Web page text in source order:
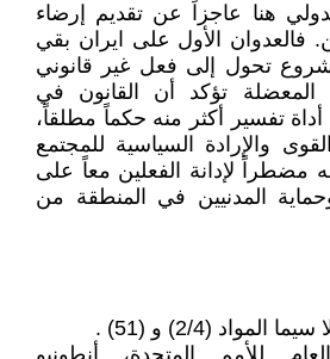
هنا عاجزاً عن تقديم إرضاء
فالعدوان الأول على ايران بقي
تحول إلى فعل غير قانوني
تؤكد أن القانون في
أداة تفسير أكثر منه حكماً مطلقاً،
والإرادة السياسية للمجتمع
مضطراً لإدانة الفعلين معاً على
المدنيين في المنطقة من
(2/4) و (51) .